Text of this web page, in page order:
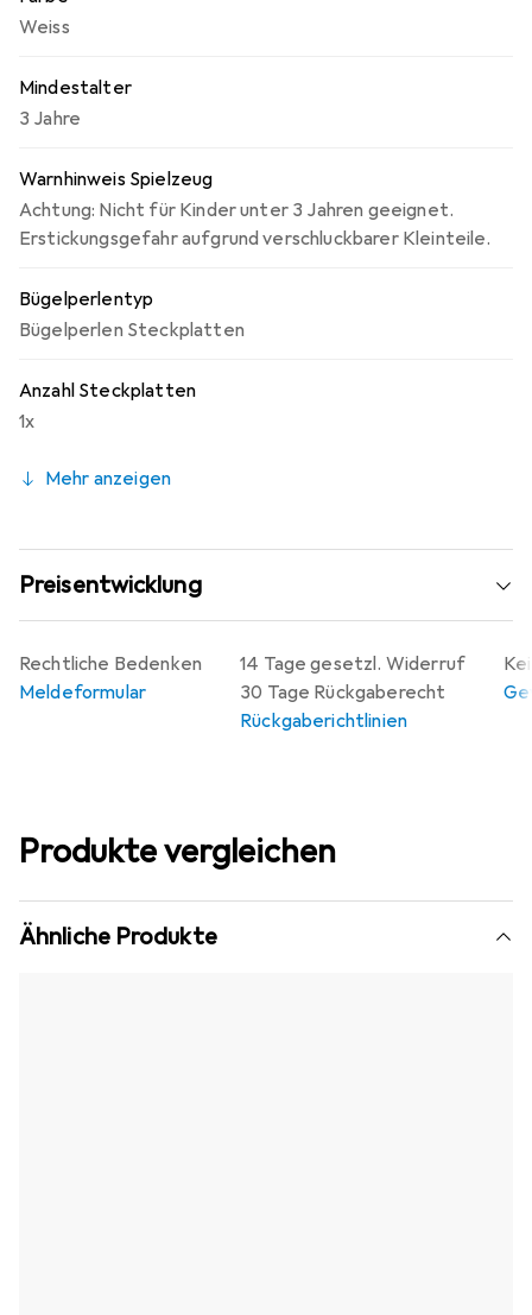
Weiss
Mindestalter
3 Jahre
Warnhinweis Spielzeug
Achtung: Nicht für Kinder unter 3 Jahren geeignet.
Erstickungsgefahr aufgrund verschluckbarer Kleinteile.
Bügelperlentyp
Bügelperlen Steckplatten
Anzahl Steckplatten
1x
Mehr anzeigen
Preisentwicklung
14 Tage gesetzl. Widerruf
30 Tage Rückgaberecht
Rückgaberichtlinien
Rechtliche Bedenken
Meldeformular
Produkte vergleichen
Ähnliche Produkte